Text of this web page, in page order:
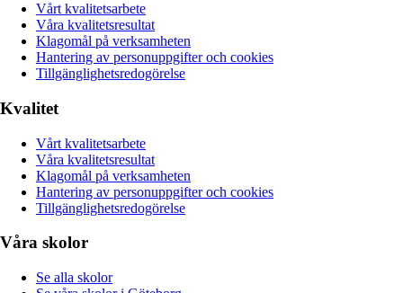
Vårt kvalitetsarbete
Våra kvalitetsresultat
Klagomål på verksamheten
Hantering av personuppgifter och cookies
Tillgänglighetsredogörelse
Kvalitet
Vårt kvalitetsarbete
Våra kvalitetsresultat
Klagomål på verksamheten
Hantering av personuppgifter och cookies
Tillgänglighetsredogörelse
Våra skolor
Se alla skolor